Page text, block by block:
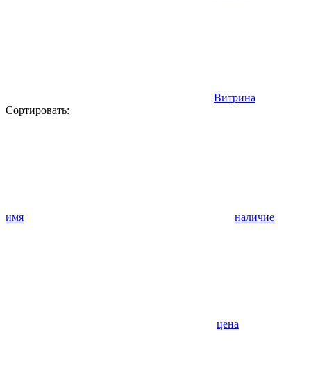
Витрина
Сортировать:
имя наличие
цена